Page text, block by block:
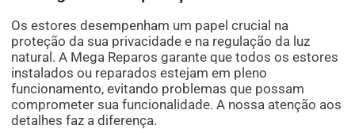
Os estores desempenham um papel crucial na
proteção da sua privacidade e na regulação da luz
natural. A Mega Reparos garante que todos os estores
instalados ou reparados estejam em pleno
funcionamento, evitando problemas que possam
comprometer sua funcionalidade. A nossa atenção aos
detalhes faz a diferença.